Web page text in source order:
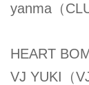
yanma（
HEART
VJ YUKI（